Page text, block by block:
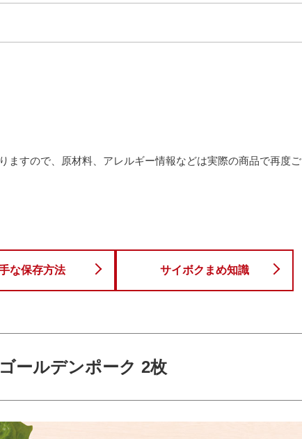
すので、原材料、アレルギー情報などは実際の商品で再度ご
手な保存方法 サイボクまめ知識
ールデンポーク 2枚